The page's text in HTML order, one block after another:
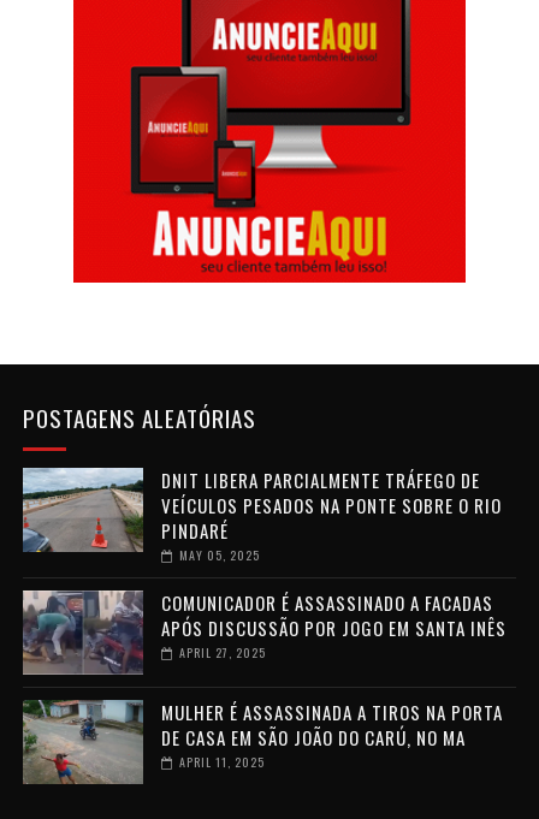
POSTAGENS ALEATÓRIAS
DNIT LIBERA PARCIALMENTE TRÁFEGO DE
VEÍCULOS PESADOS NA PONTE SOBRE O RIO
PINDARÉ
MAY 05, 2025
COMUNICADOR É ASSASSINADO A FACADAS
APÓS DISCUSSÃO POR JOGO EM SANTA INÊS
APRIL 27, 2025
MULHER É ASSASSINADA A TIROS NA PORTA
DE CASA EM SÃO JOÃO DO CARÚ, NO MA
APRIL 11, 2025